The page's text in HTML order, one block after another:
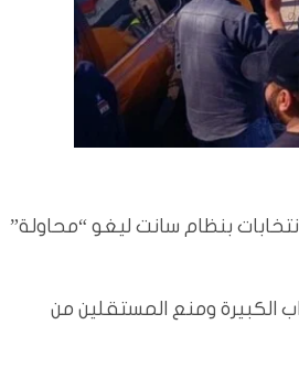
بنظام سانت ليغو “محاولة”
الكبيرة ومنع المستقلين من